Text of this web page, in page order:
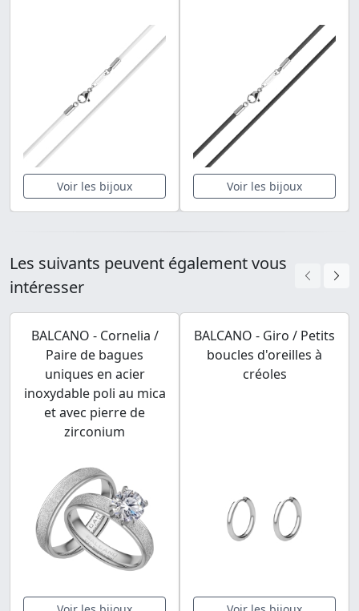
Voir les bijoux Voir les bijoux
Les suivants peuvent également vous
intéresser
BALCANO - Cornelia /
Paire de bagues
uniques en acier
inoxydable poli au mica
et avec pierre de
zirconium
BALCANO - Giro / Petits
boucles d'oreilles à
créoles